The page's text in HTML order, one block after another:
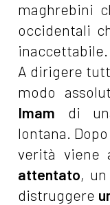
maghrebini
occidentali
inaccettabile.
A dirigere
modo
Imam di
lontana.
verità viene
attentato,
distruggere